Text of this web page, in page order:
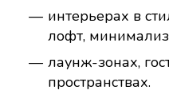
интерьерах в
лофт,
лаунж-зонах,
пространствах.